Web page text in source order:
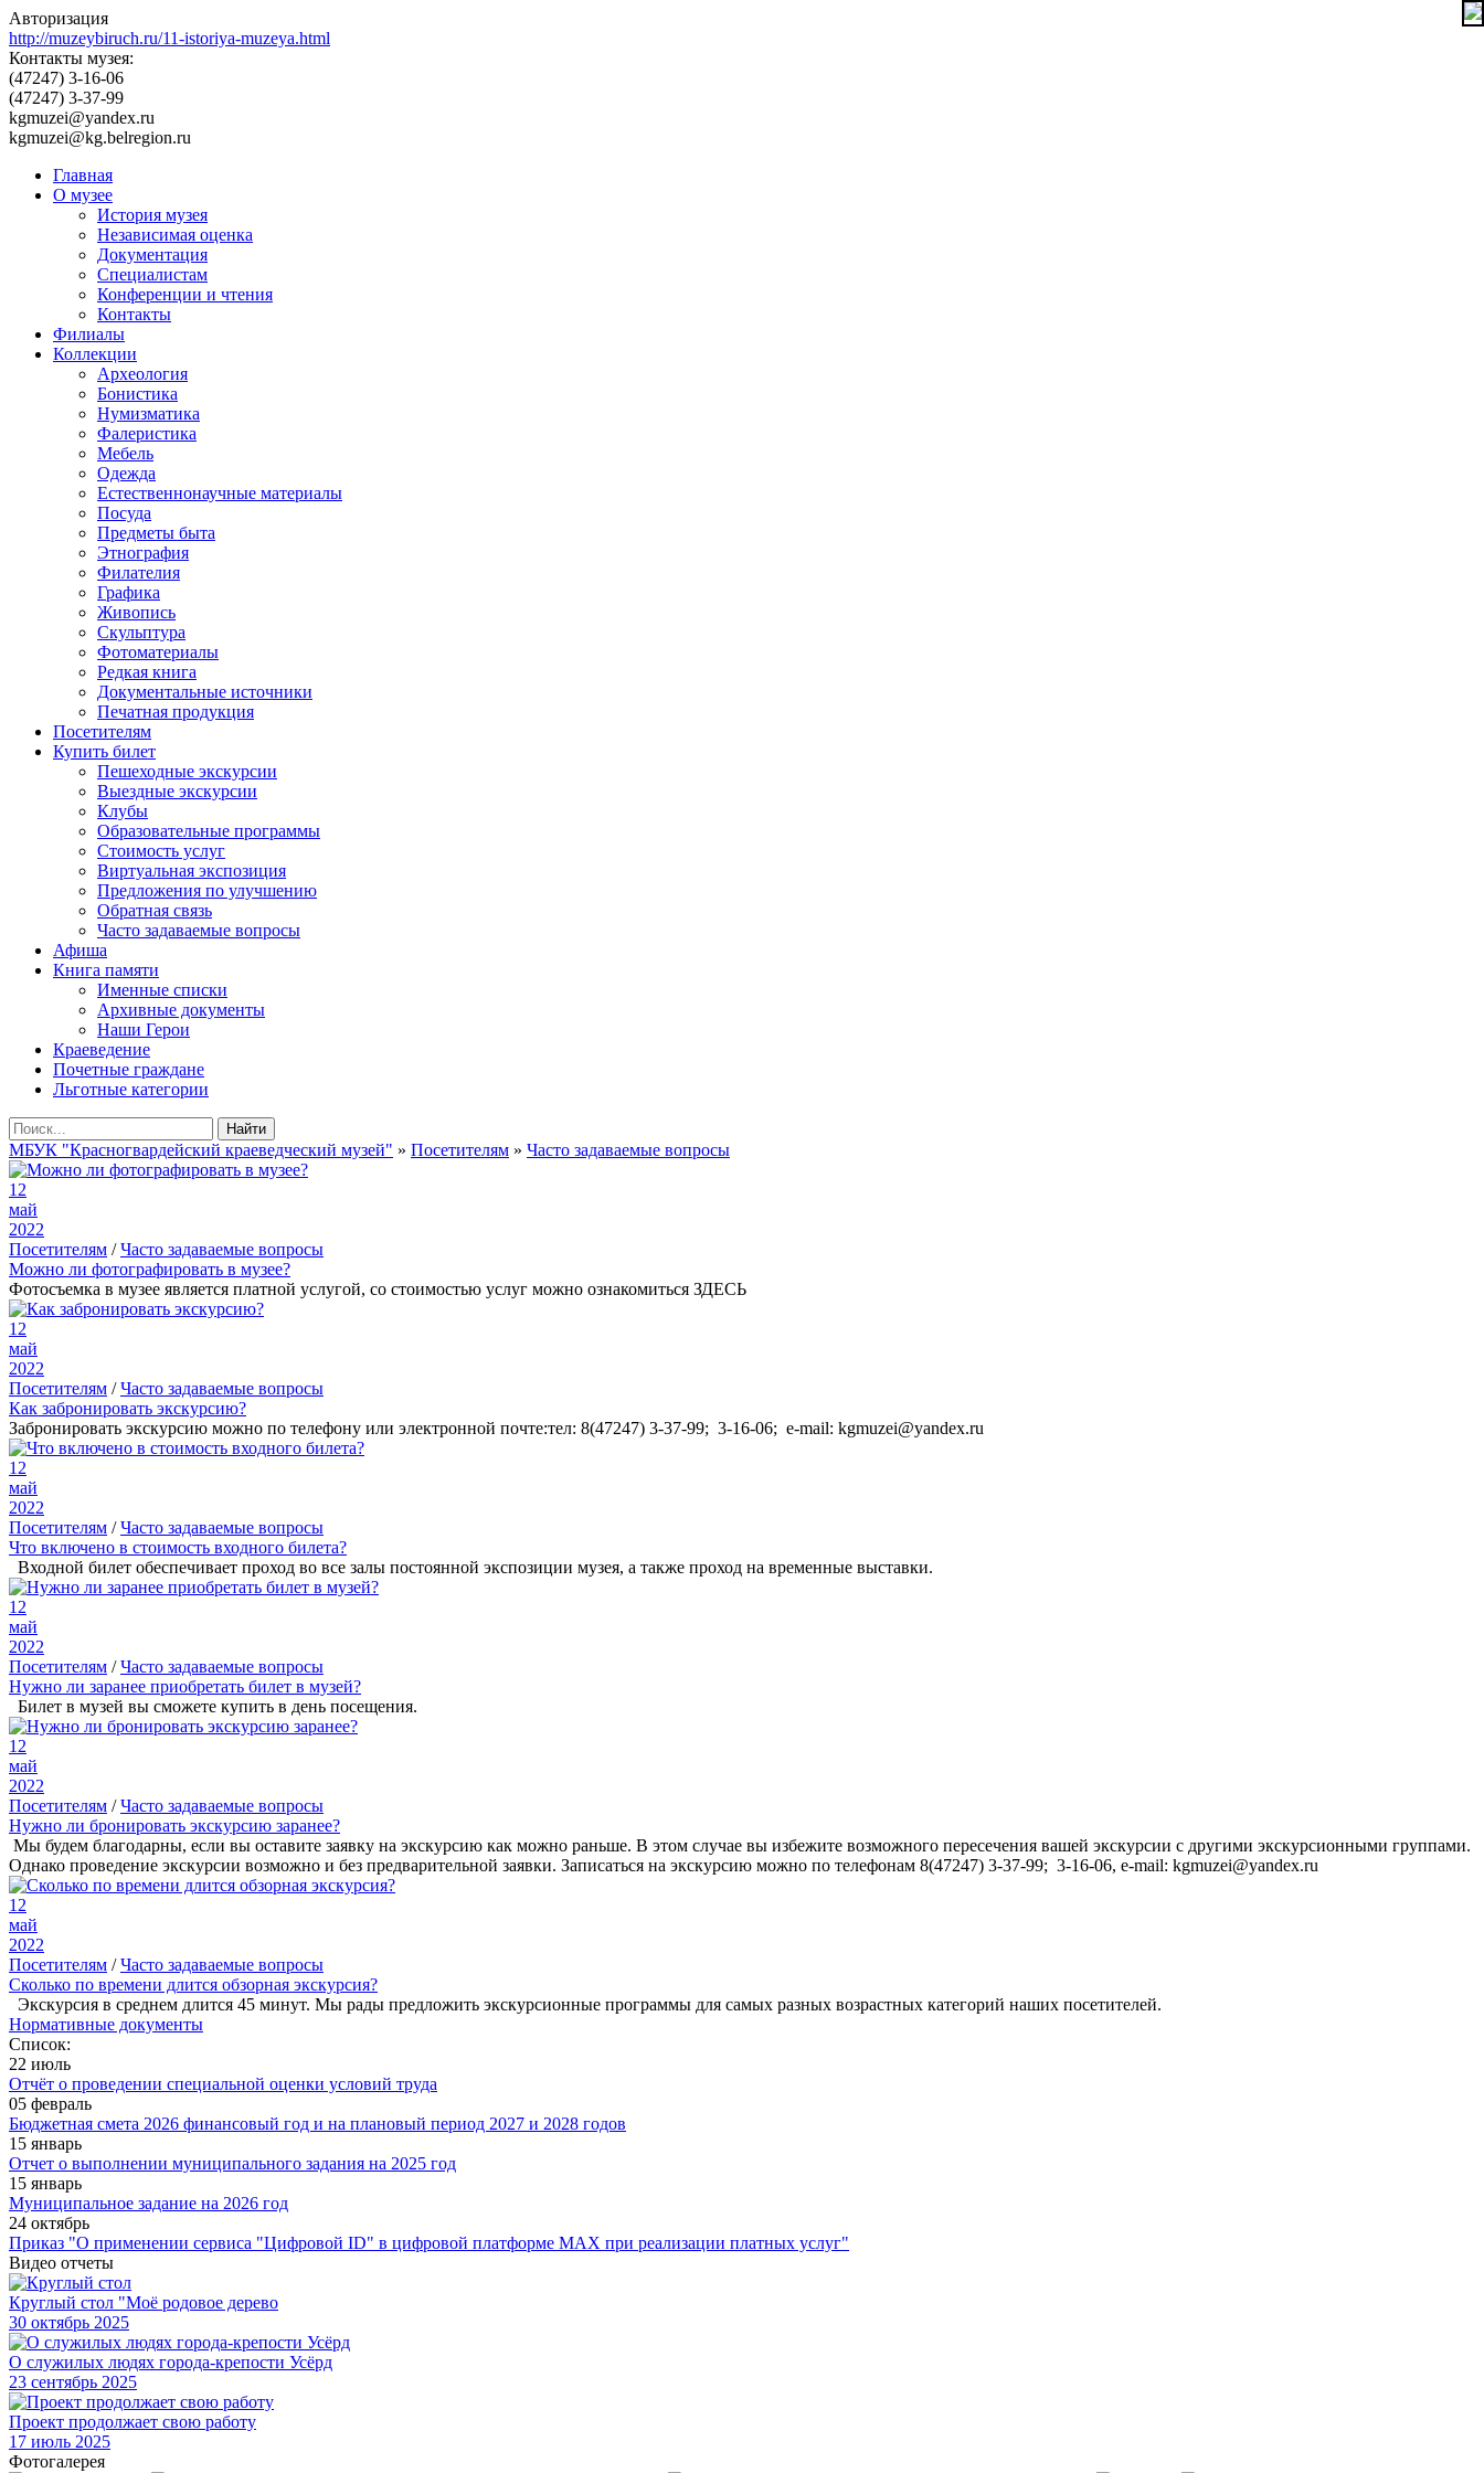
Авторизация
http://muzeybiruch.ru/11-istoriya-muzeya.html
Контакты музея:
(47247) 3-16-06
(47247) 3-37-99
kgmuzei@yandex.ru
kgmuzei@kg.belregion.ru
Главная
О музее
История музея
Независимая оценка
Документация
Специалистам
Конференции и чтения
Контакты
Филиалы
Коллекции
Археология
Бонистика
Нумизматика
Фалеристика
Мебель
Одежда
Естественнонаучные материалы
Посуда
Предметы быта
Этнография
Филателия
Графика
Живопись
Скульптура
Фотоматериалы
Редкая книга
Документальные источники
Печатная продукция
Посетителям
Купить билет
Пешеходные экскурсии
Выездные экскурсии
Клубы
Образовательные программы
Стоимость услуг
Виртуальная экспозиция
Предложения по улучшению
Обратная связь
Часто задаваемые вопросы
Афиша
Книга памяти
Именные списки
Архивные документы
Наши Герои
Краеведение
Почетные граждане
Льготные категории
Найти
МБУК "Красногвардейский краеведческий музей" » Посетителям » Часто задаваемые вопросы
12
май
2022
Посетителям /Часто задаваемые вопросы
Можно ли фотографировать в музее?
Фотосъемка в музее является платной услугой, со стоимостью услуг можно ознакомиться ЗДЕСЬ
12
май
2022
Посетителям /Часто задаваемые вопросы
Как забронировать экскурсию?
Забронировать экскурсию можно по телефону или электронной почте:тел: 8(47247) 3-37-99; 3-16-06; e-mail: kgmuzei@yandex.ru
12
май
2022
Посетителям /Часто задаваемые вопросы
Что включено в стоимость входного билета?
Входной билет обеспечивает проход во все залы постоянной экспозиции музея, а также проход на временные выставки.
12
май
2022
Посетителям /Часто задаваемые вопросы
Нужно ли заранее приобретать билет в музей?
Билет в музей вы сможете купить в день посещения.
12
май
2022
Посетителям /Часто задаваемые вопросы
Нужно ли бронировать экскурсию заранее?
Мы будем благодарны, если вы оставите заявку на экскурсию как можно раньше. В этом случае вы избежите возможного пересечения вашей экскурсии с другими экскурсионными группами.
Однако проведение экскурсии возможно и без предварительной заявки. Записаться на экскурсию можно по телефонам 8(47247) 3-37-99; 3-16-06, e-mail: kgmuzei@yandex.ru
12
май
2022
Посетителям /Часто задаваемые вопросы
Сколько по времени длится обзорная экскурсия?
Экскурсия в среднем длится 45 минут. Мы рады предложить экскурсионные программы для самых разных возрастных категорий наших посетителей.
Нормативные документы
Список:
22 июль
Отчёт о проведении специальной оценки условий труда
05 февраль
Бюджетная смета 2026 финансовый год и на плановый период 2027 и 2028 годов
15 январь
Отчет о выполнении муниципального задания на 2025 год
15 январь
Муниципальное задание на 2026 год
24 октябрь
Приказ "О применении сервиса "Цифровой ID" в цифровой платформе МАХ при реализации платных услуг"
Видео отчеты
Круглый стол "Моё родовое дерево
30 октябрь 2025
О служилых людях города-крепости Усёрд
23 сентябрь 2025
Проект продолжает свою работу
17 июль 2025
Фотогалерея